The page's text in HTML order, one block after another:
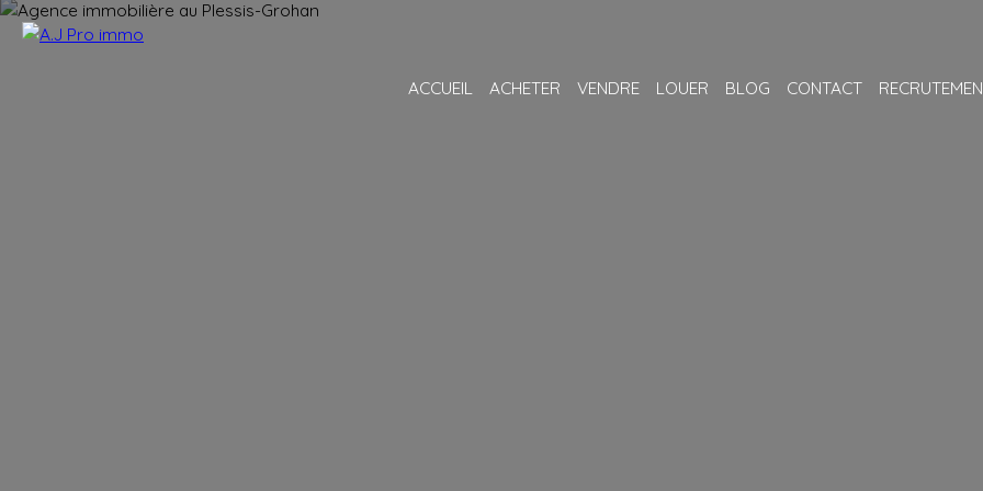
ACCUEIL ACHETER VENDRE LOUER BLOG CONTACT